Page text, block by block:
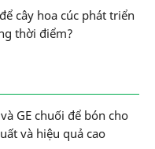
cây hoa cúc phát triển
thời điểm?
GE chuối để bón cho
và hiệu quả cao